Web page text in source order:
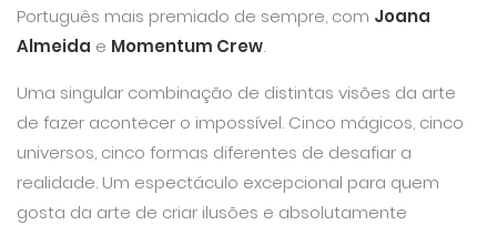
Português mais premiado de sempre, com Joana
Almeida e Momentum Crew.
Uma singular combinação de distintas visões da arte
de fazer acontecer o impossível. Cinco mágicos, cinco
universos, cinco formas diferentes de desafiar a
realidade. Um espectáculo excepcional para quem
gosta da arte de criar ilusões e absolutamente